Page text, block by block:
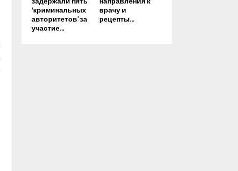
‘криминальных
авторитетов’ за
участие...
врачу и
рецепты...